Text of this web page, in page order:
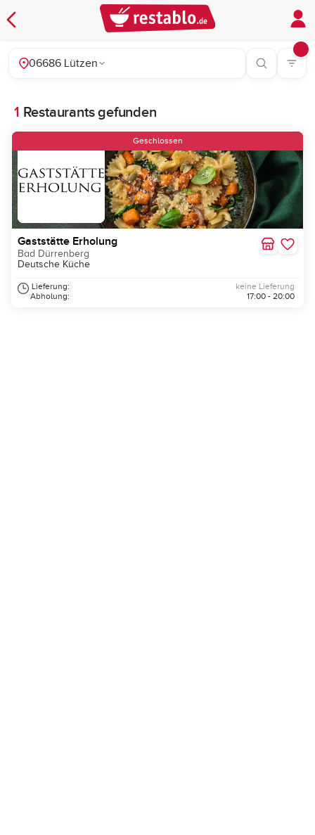
06686 Lützen
1 Restaurants gefunden
Geschlossen
Gaststätte Erholung
Bad Dürrenberg
Deutsche Küche
Lieferung:
Abholung:
keine Lieferung
17:00 - 20:00